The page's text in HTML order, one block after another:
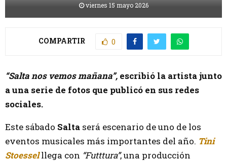
viernes 15 mayo 2026
COMPARTIR 0
“Salta nos vemos mañana”, escribió la artista junto
a una serie de fotos que publicó en sus redes
sociales.
Este sábado Salta será escenario de uno de los
eventos musicales más importantes del año. Tini
Stoessel llega con “Futttura”, una producción